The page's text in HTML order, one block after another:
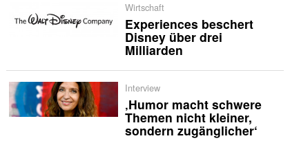
Wirtschaft
Experiences beschert
Disney über drei
Milliarden
Interview
‚Humor macht schwere
Themen nicht kleiner,
sondern zugänglicher‘